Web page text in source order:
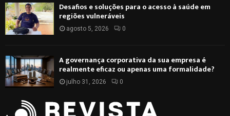
f
o
r
A
H
Desafios e soluções para o acesso à saúde em
regiões vulneráveis
agosto 5, 2026 0
A governança corporativa da sua empresa é
realmente eficaz ou apenas uma formalidade?
julho 31, 2026 0